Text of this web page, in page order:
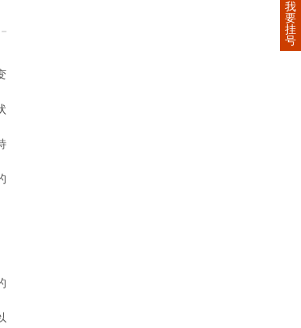
我
要
挂
号